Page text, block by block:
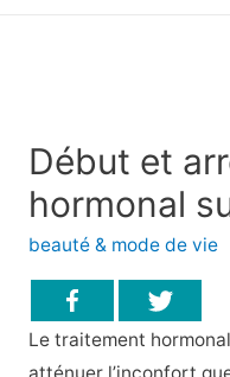
Début et
hormonal
beauté & mode de vie
Le traitement